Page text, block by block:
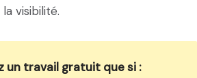
visibilité.
un travail gratuit que si :